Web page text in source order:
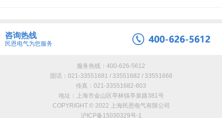
作原理电源滤波器是一种无源双向网络，它的一端是电源，另一端
是负载。电源滤波器内部电路电源滤波器的原理就是一种——阻抗
大，对电磁干扰的衰减就越有效。性能测...
咨询热线
民恩电气为您服务
服务热线：400-626-5612
固话：021-33551681 / 33551682 / 33551668
传真：021-33551682-803
地址：上海市金山区亭林镇亭泉路381号
COPYRIGHT © 2022 上海民恩电气有限公司
沪ICP备15030329号-1